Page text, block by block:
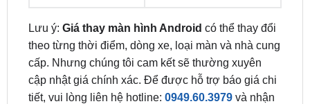
cấp. Nhưng chúng tôi cam kết sẽ thường xuyên
cập nhật giá chính xác. Để được hỗ trợ báo giá chi
tiết, vui lòng liên hệ hotline:0949.60.3979 và nhận
nhiều ưu đãi hấp dẫn trong tháng này.